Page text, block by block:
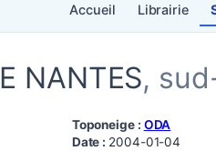
Accueil Librairie
NANTES,
Toponeige : ODA
Date : 2004-01-04